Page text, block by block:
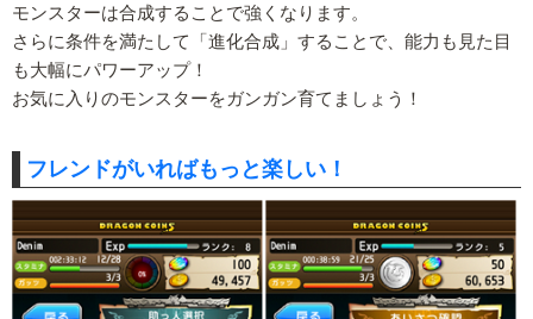
モンスターは合成することで強くなります。
さらに条件を満たして「進化合成」することで、能力も見た目
も大幅にパワーアップ！
お気に入りのモンスターをガンガン育てましょう！
フレンドがいればもっと楽しい！